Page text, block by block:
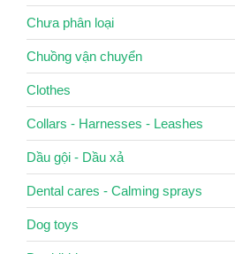
Chưa phân loại
Chuồng vận chuyển
Clothes
Collars - Harnesses - Leashes
Dầu gội - Dầu xả
Dental cares - Calming sprays
Dog toys